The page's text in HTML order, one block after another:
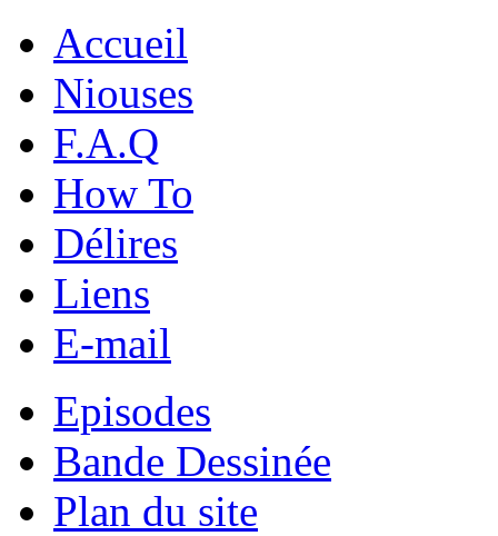
Accueil
Niouses
F.A.Q
How To
Délires
Liens
E-mail
Episodes
Bande Dessinée
Plan du site